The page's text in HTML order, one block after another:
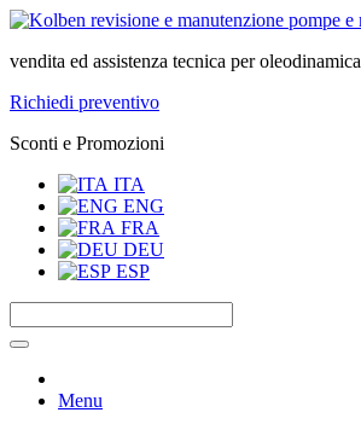
vendita ed assistenza tecnica per oleodinamica
Richiedi preventivo
Sconti e Promozioni
ITA
ENG
FRA
DEU
ESP
Menu